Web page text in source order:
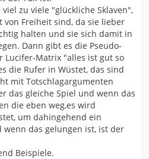
zu viele "glückliche Sklaven",
von Freiheit sind, da sie lieber
halten und sie sich damit in
Dann gibt es die Pseudo-
Lucifer-Matrix "alles ist gut so
die Rufer in Wüstet, das sind
mit Totschlagargumenten
das gleiche Spiel und wenn das
die eben weg,es wird
um dahingehend ein
das gelungen ist, ist der
Beispiele.